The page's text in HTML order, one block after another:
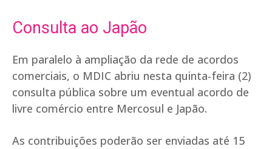
Consulta ao Japão
Em paralelo à ampliação da rede de acordos
comerciais, o MDIC abriu nesta quinta-feira (2)
consulta pública sobre um eventual acordo de
livre comércio entre Mercosul e Japão.
As contribuições poderão ser enviadas até 15